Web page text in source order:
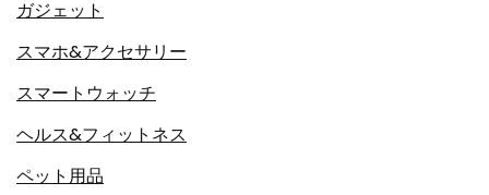
ガジェット
スマホ&アクセサリー
スマートウォッチ
ヘルス&フィットネス
ペット用品